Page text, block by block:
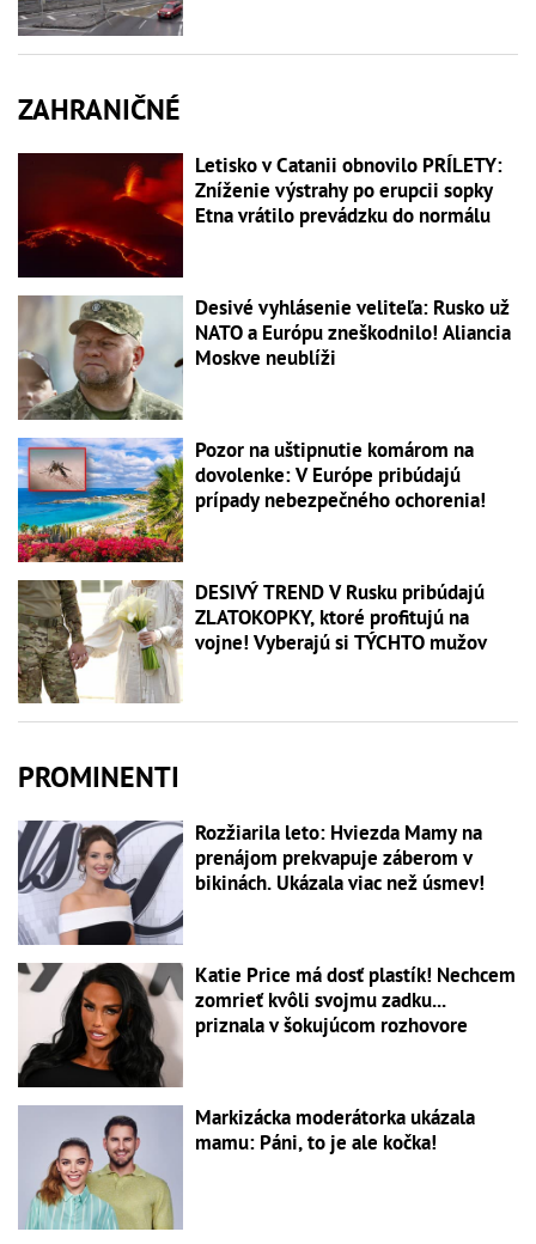
ZAHRANIČNÉ
Letisko v Catanii obnovilo PRÍLETY:
Zníženie výstrahy po erupcii sopky
Etna vrátilo prevádzku do normálu
Desivé vyhlásenie veliteľa: Rusko už
NATO a Európu zneškodnilo! Aliancia
Moskve neublíži
Pozor na uštipnutie komárom na
dovolenke: V Európe pribúdajú
prípady nebezpečného ochorenia!
DESIVÝ TREND V Rusku pribúdajú
ZLATOKOPKY, ktoré profitujú na
vojne! Vyberajú si TÝCHTO mužov
PROMINENTI
Rozžiarila leto: Hviezda Mamy na
prenájom prekvapuje záberom v
bikinách. Ukázala viac než úsmev!
Katie Price má dosť plastík! Nechcem
zomrieť kvôli svojmu zadku...
priznala v šokujúcom rozhovore
Markizácka moderátorka ukázala
mamu: Páni, to je ale kočka!